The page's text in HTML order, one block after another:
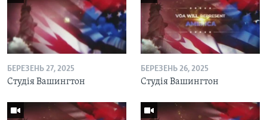
БЕРЕЗЕНЬ 27, 2025
Студія Вашингтон
БЕРЕЗЕНЬ 26, 2025
Студія Вашингтон